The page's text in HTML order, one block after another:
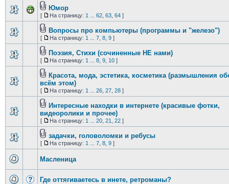
Юмор
[ На страницу: 1 62, 63, 64]
Вопросы про компьютеры (программы и "железо")
[ На страницу: 1 7, 8, 9]
Поэзия, Стихи (сочиненные НЕ нами)
[ На страницу: 1 8, 9, 10]
Красота, мода, эстетика, косметика (размышления
всём этом)
[ На страницу: 1 26, 27, 28]
Интересные находки в интернете (красивые фотки,
видеоролики и прочее)
[ На страницу: 1 20, 21 22]
задачки, головоломки и ребусы
[ На страницу: 1 7, 8, 9]
Масленица
Где оттягиваетесь в инете, ретроманы?